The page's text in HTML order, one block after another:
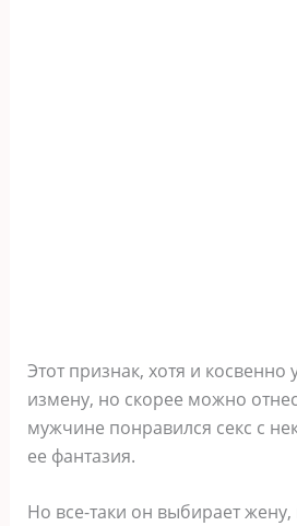
Этот признак, хотя и косвенно
измену, но скорее можно
мужчине понравился секс с
ее фантазия.
Но все-таки он выбирает